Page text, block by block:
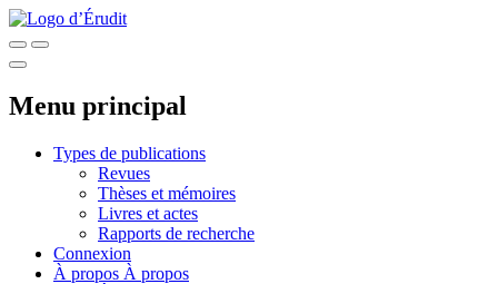
Menu principal
Types de publications
Revues
Thèses et mémoires
Livres et actes
Rapports de recherche
Connexion
À propos À propos